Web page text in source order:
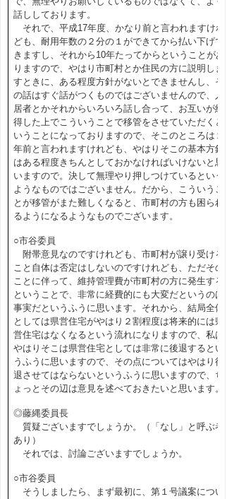
話ししております。
それで、平成17年度、かなり前と言われますけれ
ども、耐用年数の２分の１ができてから払い下げで
きますし、それから10年たってからということがあ
りますので、やはり市町村とか住民の方に説明しま
すときに、ある程度方針がないとできませんし、そ
の話はすぐ話がつくものではございませんので、入
居者とかそれからいろいろ話し合って、お互いが納
得した上でこういうことで移管をさせていただくと
いうことになっておりますので、そこのところは２
年前と言われますけれども、やはりそこの基本方針
はある程度きちんとしておかなければいけないと思
いますので。決して無理やり押しつけているという
ようなものではございません。だから、こういうこ
とが移管がまた難しくなると、市町村の方も困られ
るようになるようなものでございます。
○市谷委員
附帯意見なのですけれども、市町村が譲り受ける
こと自体は否定はしないのですけれども、ただその
ことに伴って、維持管理費が市町村の方に発生する
ということで、非常に経費的にも大変だというのは
事実だというふうに思います。それから、結局全体
としては県営住宅がやはり２割程度は将来的には県
営住宅はなくなるという流れになりますので、私は
やはりそこは県営住宅としては非常に後退するとい
うふうに思いますので、その点についてはやはり後
退させてはならないというふうに思いますので、ち
ょっとその辺は意見を述べておきたいと思います。
◎藤縄委員長
質疑ございますでしょうか。（「なし」と呼ぶ者
あり）
それでは、討論ございますでしょうか。
○市谷委員
そうしましたら、まず最初に、第１号議案につい